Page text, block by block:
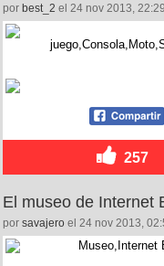
por best_2 el 24 nov 2013, 22:29
257
El museo de Internet
por savajero el 24 nov 2013,